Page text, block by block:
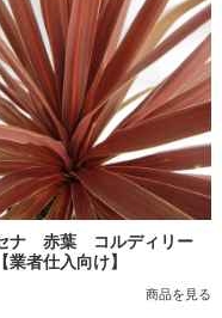
ナ 赤葉 コルディリー
者仕入向け】
商品を見る